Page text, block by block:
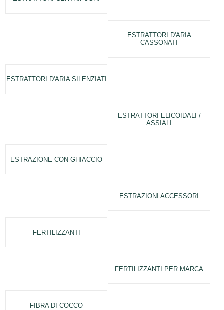
ESTRATTORI D'ARIA
CASSONATI
ESTRATTORI D'ARIA SILENZIATI
ESTRATTORI ELICOIDALI /
ASSIALI
ESTRAZIONE CON GHIACCIO
ESTRAZIONI ACCESSORI
FERTILIZZANTI
FERTILIZZANTI PER MARCA
FIBRA DI COCCO